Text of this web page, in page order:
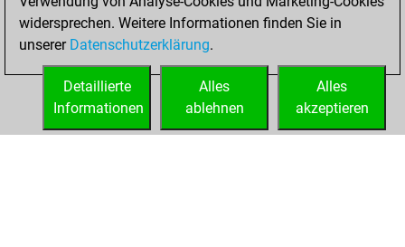
your Fritz account
Fritz
You
account
Studies
widersprechen. Weitere Informationen finden Sie in
unserer Datenschutzerklärung.
Alles
akzeptieren
Alles
ablehnen
Detaillierte
Informationen